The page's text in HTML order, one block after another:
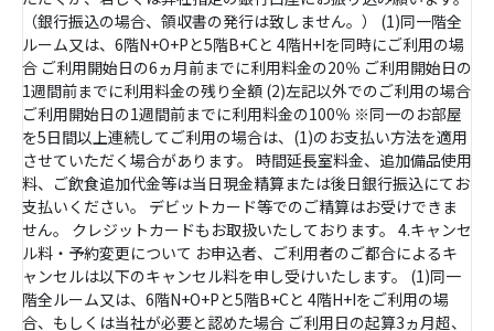
（銀行振込の場合、領収書の発行は致しません。） (1)同一階全
ルーム又は、6階N+O+Pと5階B+Cと 4階H+Iを同時にご利用の場
合 ご利用開始日の6ヵ月前までに利用料金の20％ ご利用開始日の
1週間前までに利用料金の残り全額 (2)左記以外でのご利用の場合
ご利用開始日の1週間前までに利用料金の100％ ※同一のお部屋
を5日間以上連続してご利用の場合は、(1)のお支払い方法を適用
させていただく場合があります。 時間延長室料金、追加備品使用
料、ご飲食追加代金等は当日現金精算または後日銀行振込にてお
支払いください。 デビットカード等でのご精算はお受けできま
せん。 クレジットカードもお取扱いたしております。 4.キャンセ
ル料・予約変更について お申込者、ご利用者のご都合によるキ
ャンセルは以下のキャンセル料を申し受けいたします。 (1)同一
階全ルーム又は、6階N+O+Pと5階B+Cと 4階H+Iをご利用の場
合、もしくは当社が必要と認めた場合 ご利用日の起算3ヵ月超、